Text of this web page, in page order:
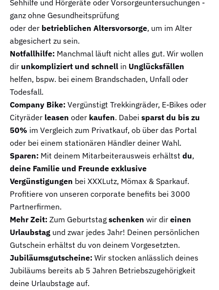
Sehhilfe und Hörgeräte oder Vorsorgeuntersuchungen -
ganz ohne Gesundheitsprüfung
oder der betrieblichen Altersvorsorge, um im Alter
abgesichert zu sein.
Notfallhilfe: Manchmal läuft nicht alles gut. Wir wollen
dir unkompliziert und schnell in Unglücksfällen
helfen, bspw. bei einem Brandschaden, Unfall oder
Todesfall.
Company Bike: Vergünstigt Trekkingräder, E-Bikes oder
Cityräder leasen oder kaufen. Dabei sparst du bis zu
50% im Vergleich zum Privatkauf, ob über das Portal
oder bei einem stationären Händler deiner Wahl.
Sparen: Mit deinem Mitarbeiterausweis erhältst du,
deine Familie und Freunde exklusive
Vergünstigungen bei XXXLutz, Mömax & Sparkauf.
Profitiere von unseren corporate benefits bei 3000
Partnerfirmen.
Mehr Zeit: Zum Geburtstag schenken wir dir einen
Urlaubstag und zwar jedes Jahr! Deinen persönlichen
Gutschein erhältst du von deinem Vorgesetzten.
Jubiläumsgutscheine: Wir stocken anlässlich deines
Jubiläums bereits ab 5 Jahren Betriebszugehörigkeit
deine Urlaubstage auf.